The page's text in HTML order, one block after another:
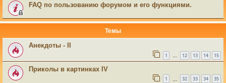
FAQ по пользованию форумом и его функциями.
Темы
Анекдоты - II
1 … 12 13 14 15
Приколы в картинках IV
1 32 33 34 35